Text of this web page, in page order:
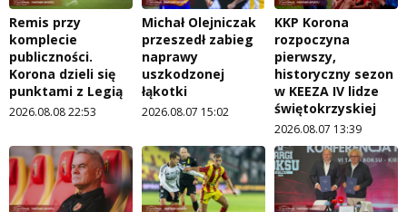
Remis przy
komplecie
publiczności.
Korona dzieli się
punktami z Legią
2026.08.08 22:53
Michał Olejniczak
przeszedł zabieg
naprawy
uszkodzonej
łąkotki
2026.08.07 15:02
KKP Korona
rozpoczyna
pierwszy,
historyczny sezon
w KEEZA IV lidze
świętokrzyskiej
2026.08.07 13:39